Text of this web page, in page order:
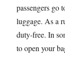
passengers go
luggage. As a
duty-free. In
to open your